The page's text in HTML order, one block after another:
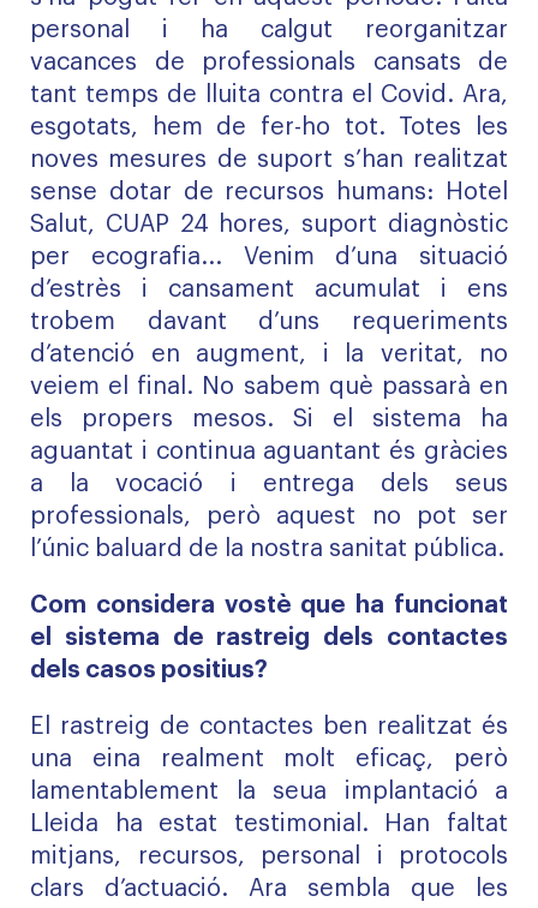
personal i ha calgut reorganitzar
vacances de professionals cansats de
tant temps de lluita contra el Covid. Ara,
esgotats, hem de fer-ho tot. Totes les
noves mesures de suport s’han realitzat
sense dotar de recursos humans: Hotel
Salut, CUAP 24 hores, suport diagnòstic
per ecografia... Venim d’una situació
d’estrès i cansament acumulat i ens
trobem davant d’uns requeriments
d’atenció en augment, i la veritat, no
veiem el final. No sabem què passarà en
els propers mesos. Si el sistema ha
aguantat i continua aguantant és gràcies
a la vocació i entrega dels seus
professionals, però aquest no pot ser
l’únic baluard de la nostra sanitat pública.
Com considera vostè que ha funcionat
el sistema de rastreig dels contactes
dels casos positius?
El rastreig de contactes ben realitzat és
una eina realment molt eficaç, però
lamentablement la seua implantació a
Lleida ha estat testimonial. Han faltat
mitjans, recursos, personal i protocols
clars d’actuació. Ara sembla que les